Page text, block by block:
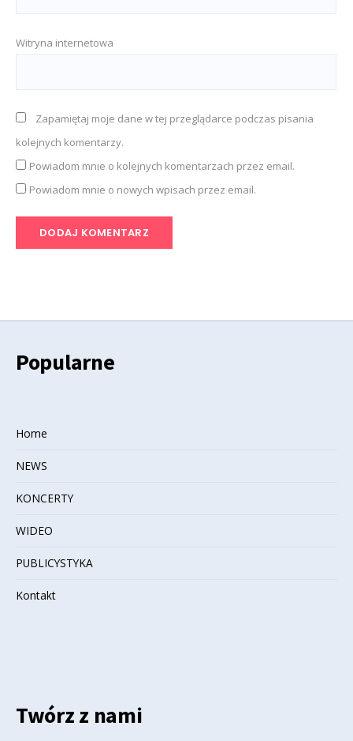
Witryna internetowa
Zapamiętaj moje dane w tej przeglądarce podczas pisania
kolejnych komentarzy.
Powiadom mnie o kolejnych komentarzach przez email.
Powiadom mnie o nowych wpisach przez email.
Popularne
Home
NEWS
KONCERTY
WIDEO
PUBLICYSTYKA
Kontakt
Twórz z nami